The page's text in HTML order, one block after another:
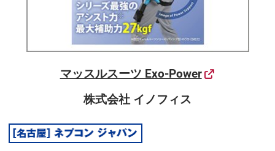
マッスルスーツ Exo-Power
株式会社 イノフィス